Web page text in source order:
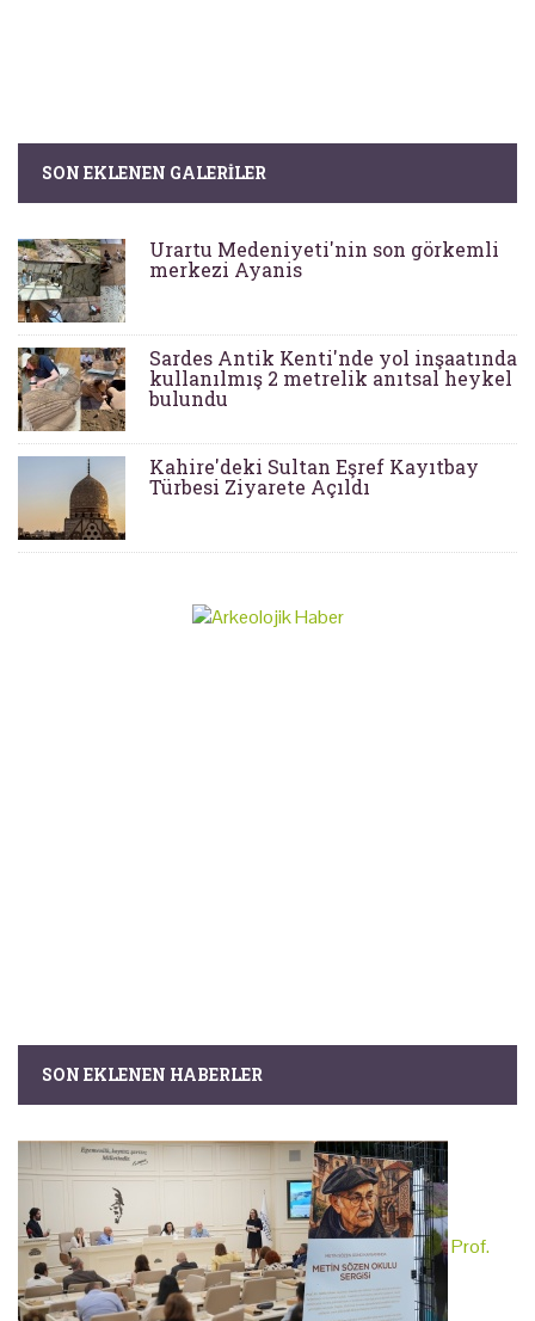
SON EKLENEN GALERILER
Urartu Medeniyeti'nin son görkemli
merkezi Ayanis
Sardes Antik Kenti'nde yol inşaatında
kullanılmış 2 metrelik anıtsal heykel
bulundu
Kahire'deki Sultan Eşref Kayıtbay
Türbesi Ziyarete Açıldı
SON EKLENEN HABERLER
Prof.